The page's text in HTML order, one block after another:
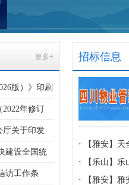
更多+
版）》印刷
2022年修订
厅关于印发
知建设全国统
访工作条
招标信息
·
【雅安】
招标公告
·
【乐山】
采购竞争性
·
【雅安】